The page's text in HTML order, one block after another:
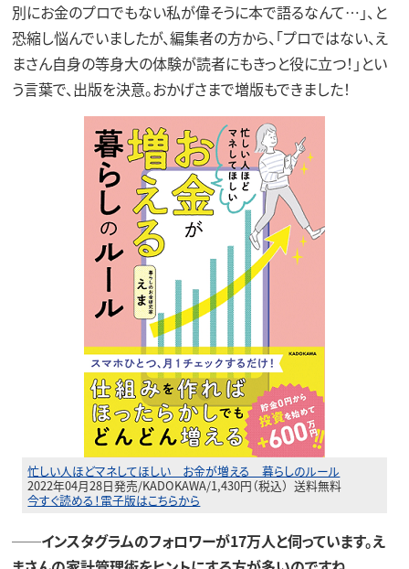
別にお金のプロでもない私が偉そうに本で語るなんて…」、と
恐縮し悩んでいましたが、編集者の方から、「プロではない、え
まさん自身の等身大の体験が読者にもきっと役に立つ！」とい
う言葉で、出版を決意。おかげさまで増版もできました！
忙しい人ほどマネしてほしい お金が増える 暮らしのルール
2022年04月28日発売/KADOKAWA/1,430円（税込） 送料無料
今すぐ読める！電子版はこちらから
──インスタグラムのフォロワーが17万人と伺っています。え